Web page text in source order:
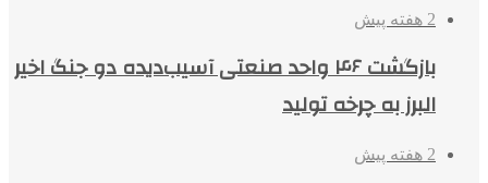
2 هفته پیش
بازگشت ۴۶ واحد صنعتی آسیب‌دیده دو جنگ اخیر
البرز به چرخه تولید
2 هفته پیش